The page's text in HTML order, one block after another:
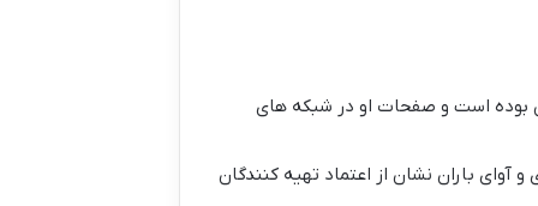
بوده است و صفحات او در شبکه های
آوای باران نشان از اعتماد تهیه کنندگان